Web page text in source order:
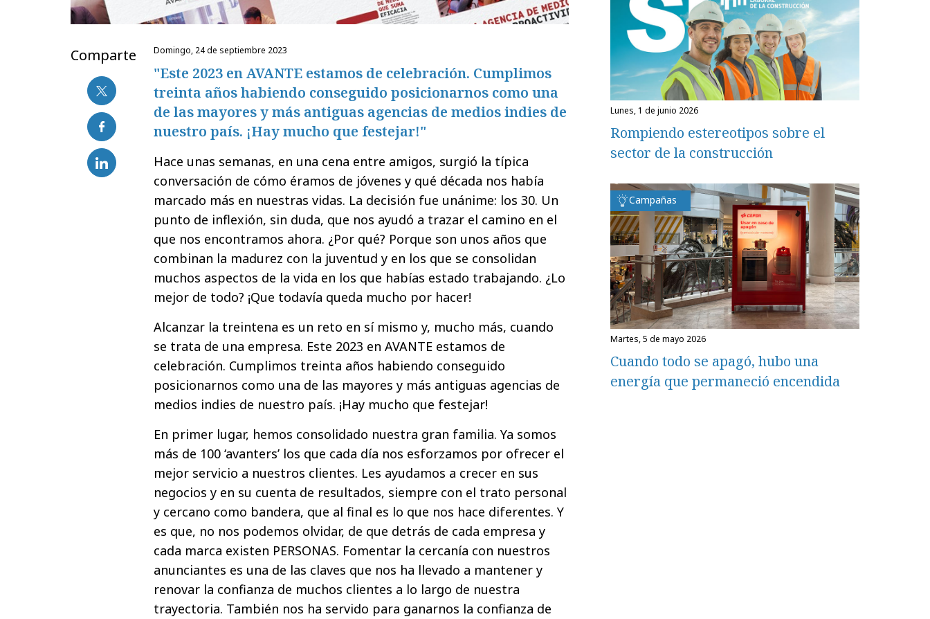
Comparte domingo, 24 de septiembre 2023
"Este 2023 en AVANTE estamos de celebración. Cumplimos
treinta años habiendo conseguido posicionarnos como una
de las mayores y más antiguas agencias de medios indies de
nuestro país. ¡Hay mucho que festejar!"
Hace unas semanas, en una cena entre amigos, surgió la típica
conversación de cómo éramos de jóvenes y qué década nos había
marcado más en nuestras vidas. La decisión fue unánime: los 30. Un
punto de inflexión, sin duda, que nos ayudó a trazar el camino en el
que nos encontramos ahora. ¿Por qué? Porque son unos años que
combinan la madurez con la juventud y en los que se consolidan
muchos aspectos de la vida en los que habías estado trabajando. ¿Lo
mejor de todo? ¡Que todavía queda mucho por hacer!
Alcanzar la treintena es un reto en sí mismo y, mucho más, cuando
se trata de una empresa. Este 2023 en AVANTE estamos de
celebración. Cumplimos treinta años habiendo conseguido
posicionarnos como una de las mayores y más antiguas agencias de
medios indies de nuestro país. ¡Hay mucho que festejar!
En primer lugar, hemos consolidado nuestra gran familia. Ya somos
más de 100 ‘avanters’ los que cada día nos esforzamos por ofrecer el
mejor servicio a nuestros clientes. Les ayudamos a crecer en sus
negocios y en su cuenta de resultados, siempre con el trato personal
y cercano como bandera, que al final es lo que nos hace diferentes. Y
es que, no nos podemos olvidar, de que detrás de cada empresa y
cada marca existen PERSONAS. Fomentar la cercanía con nuestros
anunciantes es una de las claves que nos ha llevado a mantener y
renovar la confianza de muchos clientes a lo largo de nuestra
trayectoria. También nos ha servido para ganarnos la confianza de
lunes, 1 de junio 2026
Rompiendo estereotipos sobre el
sector de la construcción
Campañas
martes, 5 de mayo 2026
Cuando todo se apagó, hubo una
energía que permaneció encendida